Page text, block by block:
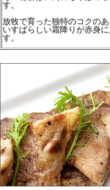
す。
放牧で育った独特のコクの
いすばらしい霜降りが赤身
す。